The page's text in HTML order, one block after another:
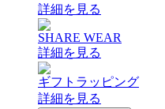
詳細を見る
SHARE WEAR
詳細を見る
ギフトラッピング
詳細を見る